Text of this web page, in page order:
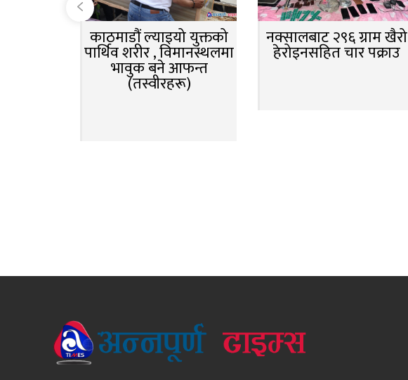
काठमाडौं ल्याइयो युक्तको
पार्थिव शरीर , विमानस्थलमा
भावुक बने आफन्त
(तस्वीरहरू)
नक्सालबाट २९६ ग्राम खैरो
हेरोइनसहित चार पक्राउ